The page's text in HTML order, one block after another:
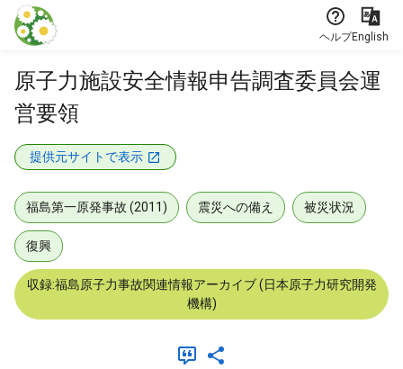
本文に飛ぶ
ヘルプEnglish
原子力施設安全情報申告調査委員会運
営要領
提供元サイトで表示
福島第一原発事故 (2011) 震災への備え 被災状況
復興
収録:福島原子力事故関連情報アーカイブ (日本原子力研究開発
機構)